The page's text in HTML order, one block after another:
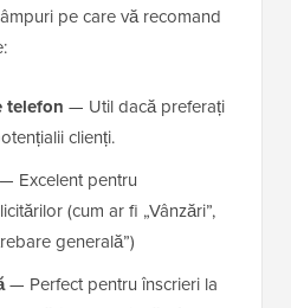
pe care vă recomand
telefon — Util dacă preferați
clienți.
— Excelent pentru
(cum ar fi „Vânzări”,
generală”)
— Perfect pentru înscrieri la